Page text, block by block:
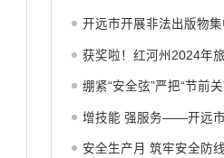
开远市开展非法出版物
获奖啦！红河州2024年
绷紧“安全弦”严把“节前
增技能 强服务——开远市
安全生产月 筑牢安全防